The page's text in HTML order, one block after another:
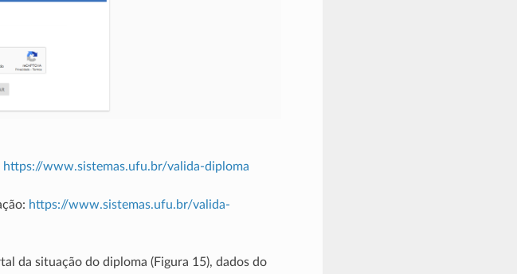
https://www.sistemas.ufu.br/valida-diploma
https://www.sistemas.ufu.br/valida-
da situação do diploma (Figura 15), dados do